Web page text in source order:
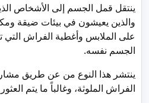
ينتقل قمل الجسم إلى الأشخاص
والذين يعيشون في بيئات ضيقة
على الملابس وأغطية الفراش
الجسم نفسه.
ينتشر هذا النوع من عن طريق
الفراش الملوثة، وغالباً ما يتم